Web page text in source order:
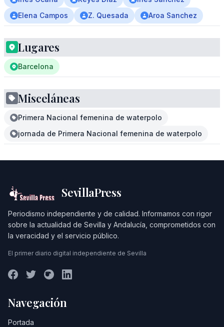
Elena Campos
Z. Quesada Aroa Sanchez
Lugares
Barcelona
Misceláneas
Primera Nacional femenina de waterpolo
jornada de Primera Nacional femenina de waterpolo
SevillaPress
Periodismo independiente y de calidad. Informamos con rigor
sobre la actualidad de Sevilla y Andalucía, comprometidos con
la veracidad y el servicio público.
El primer diario digital independiente de Sevilla
Navegación
Portada